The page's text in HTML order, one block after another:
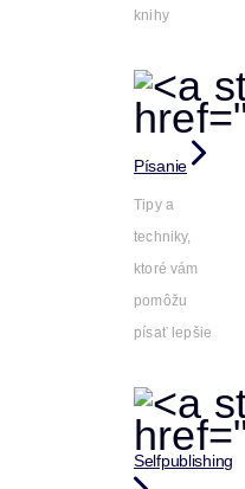
knihy
Písanie
Tipy a
techniky,
ktoré vám
pomôžu
písať lepšie
Selfpublishing